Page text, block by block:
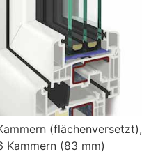
(flächenversetzt),
Kammern (83 mm)